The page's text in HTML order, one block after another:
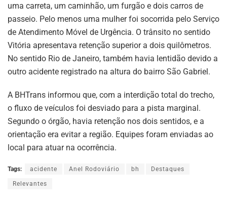
uma carreta, um caminhão, um furgão e dois carros de
passeio. Pelo menos uma mulher foi socorrida pelo Serviço
de Atendimento Móvel de Urgência. O trânsito no sentido
Vitória apresentava retenção superior a dois quilômetros.
No sentido Rio de Janeiro, também havia lentidão devido a
outro acidente registrado na altura do bairro São Gabriel.
A BHTrans informou que, com a interdição total do trecho,
o fluxo de veículos foi desviado para a pista marginal.
Segundo o órgão, havia retenção nos dois sentidos, e a
orientação era evitar a região. Equipes foram enviadas ao
local para atuar na ocorrência.
Tags: acidente Anel Rodoviário bh Destaques
Relevantes